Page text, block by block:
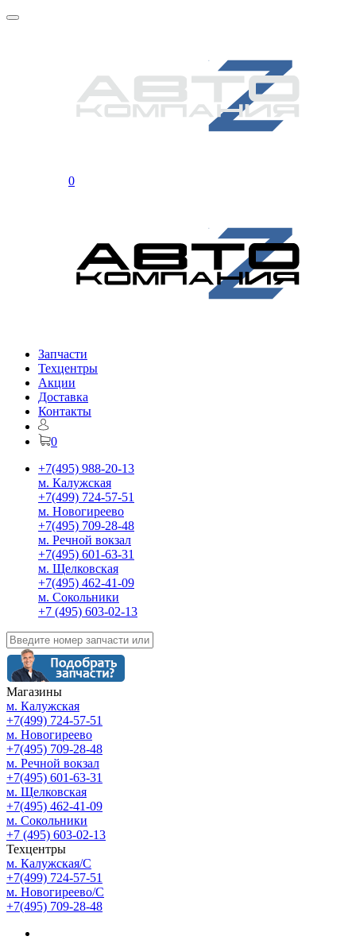
0
Запчасти
Техцентры
Акции
Доставка
Контакты
0
+7(495) 988-20-13
м. Калужская
+7(499) 724-57-51
м. Новогиреево
+7(495) 709-28-48
м. Речной вокзал
+7(495) 601-63-31
м. Щелковская
+7(495) 462-41-09
м. Сокольники
+7 (495) 603-02-13
Магазины
м. Калужская
+7(499) 724-57-51
м. Новогиреево
+7(495) 709-28-48
м. Речной вокзал
+7(495) 601-63-31
м. Щелковская
+7(495) 462-41-09
м. Сокольники
+7 (495) 603-02-13
Техцентры
м. Калужская/С
+7(499) 724-57-51
м. Новогиреево/С
+7(495) 709-28-48